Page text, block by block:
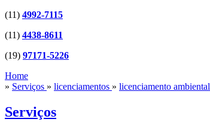
(11) 4992-7115
(11) 4438-8611
(19) 97171-5226
Home
» Serviços » licenciamentos » licenciamento ambiental
Serviços